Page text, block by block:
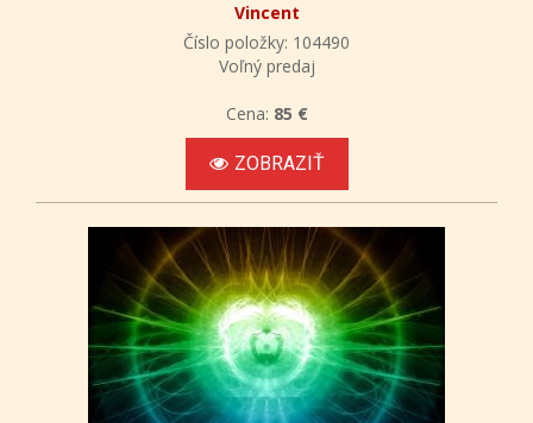
Vincent
Číslo položky: 104490
Voľný predaj
Cena: 85 €
ZOBRAZIŤ